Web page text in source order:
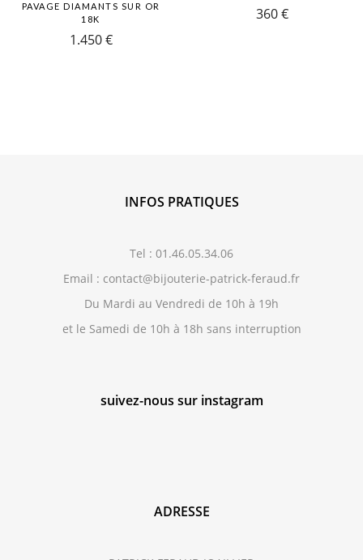
PAVAGE DIAMANTS SUR OR
18K
1.450€
360€
INFOS PRATIQUES
Tel : 01.46.05.34.06
Email : contact@bijouterie-patrick-feraud.fr
Du Mardi au Vendredi de 10h à 19h
et le Samedi de 10h à 18h sans interruption
suivez-nous sur instagram
ADRESSE